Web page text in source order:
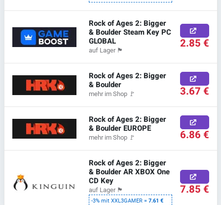
Rock of Ages 2: Bigger
& Boulder Steam Key PC
GLOBAL
auf Lager 🏴 2.85 €
Rock of Ages 2: Bigger
& Boulder
mehr im Shop 🚩 3.67 €
Rock of Ages 2: Bigger
& Boulder EUROPE
mehr im Shop 🚩 6.86 €
Rock of Ages 2: Bigger
& Boulder AR XBOX One
CD Key
auf Lager 🏴
-3% mit XXL3GAMER =7.61 €
7.85 €